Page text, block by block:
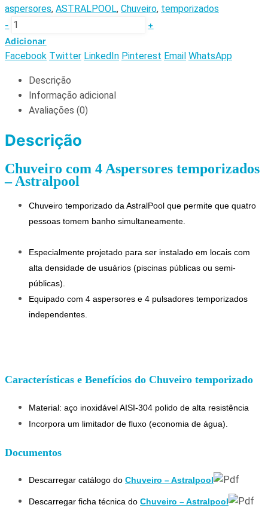
aspersores, ASTRALPOOL, Chuveiro, temporizados
-
+
Adicionar
Facebook Twitter LinkedIn Pinterest Email WhatsApp
Descrição
Informação adicional
Avaliações (0)
Descrição
Chuveiro com 4 Aspersores temporizados
– Astralpool
Chuveiro temporizado da AstralPool que permite que quatro
pessoas tomem banho simultaneamente.
Especialmente projetado para ser instalado em locais com
alta densidade de usuários (piscinas públicas ou semi-
públicas).
Equipado com 4 aspersores e 4 pulsadores temporizados
independentes.
Características e Benefícios do Chuveiro temporizado
Material: aço inoxidável AISI-304 polido de alta resistência
Incorpora um limitador de fluxo (economia de água).
Documentos
Descarregar catálogo do Chuveiro – Astralpool
Descarregar ficha técnica do Chuveiro – Astralpool